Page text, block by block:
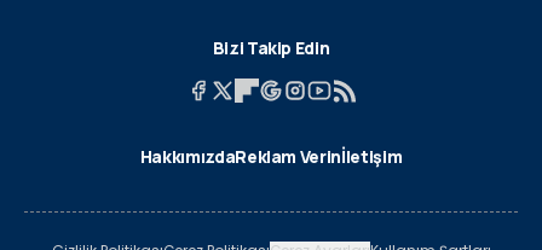
Bizi Takip Edin
HakkımızdaReklam Verinİletişim